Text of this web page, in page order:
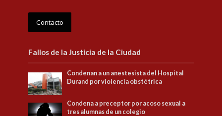
Contacto
Fallos de la Justicia de la Ciudad
Condenan a un anestesista del Hospital
Durand por violencia obstétrica
Condena a preceptor por acoso sexual a
tres alumnas de un colegio